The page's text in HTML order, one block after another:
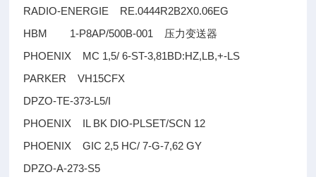
RADIO-ENERGIE RE.0444R2B2X0.06EG
HBM 1-P8AP/500B-001 压力变送器
PHOENIX MC 1,5/ 6-ST-3,81BD:HZ,LB,+-LS
PARKER VH15CFX
DPZO-TE-373-L5/I
PHOENIX IL BK DIO-PLSET/SCN 12
PHOENIX GIC 2,5 HC/ 7-G-7,62 GY
DPZO-A-273-S5